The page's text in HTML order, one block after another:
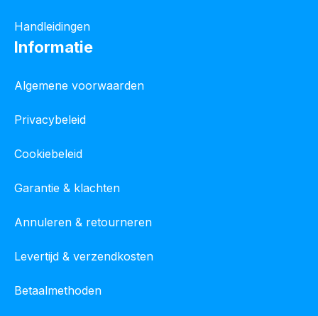
Handleidingen
Informatie
Algemene voorwaarden
Privacybeleid
Cookiebeleid
Garantie & klachten
Annuleren & retourneren
Levertijd & verzendkosten
Betaalmethoden